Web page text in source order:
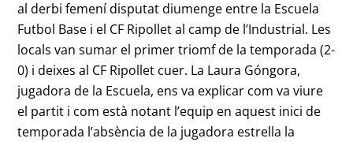
al derbi femení disputat diumenge entre la Escuela
Futbol Base i el CF Ripollet al camp de l’Industrial. Les
locals van sumar el primer triomf de la temporada (2-
0) i deixes al CF Ripollet cuer. La Laura Góngora,
jugadora de la Escuela, ens va explicar com va viure
el partit i com està notant l’equip en aquest inici de
temporada l’absència de la jugadora estrella la